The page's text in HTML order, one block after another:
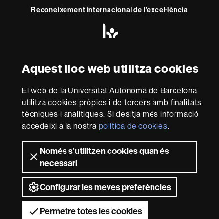
Aquest lloc web utilitza cookies
El web de la Universitat Autònoma de Barcelona
utilitza cookies pròpies i de tercers amb finalitats
tècniques i analítiques. Si desitja més informació
accedeixi a la nostra política de cookies.
Només s’utilitzen cookies quan és
necessari
Configurar les meves preferències
Permetre totes les cookies
Reconeixement internacional de l'excel·lència
-
Amb el finançament de
Sobre
aquest
Protecció de dades Sobre el
web Accessibilitat web Mapa del web UAB
2026 Universitat Autònoma de Barcelona